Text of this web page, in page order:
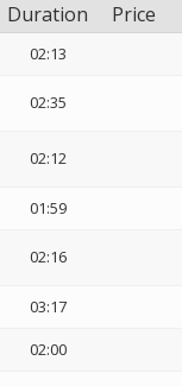
Duration Price
02:13
02:35
02:12
01:59
02:16
03:17
02:00